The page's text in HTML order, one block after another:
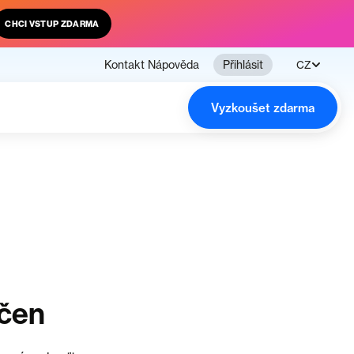
CHCI VSTUP ZDARMA
Kontakt Nápověda Přihlásit CZ
Vyzkoušet zdarma